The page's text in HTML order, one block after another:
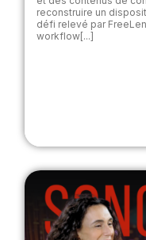
reconstruire un
défi relevé par
workflow[...]